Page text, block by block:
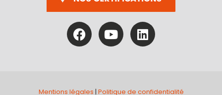
Mentions légales | Politique de confidentialité